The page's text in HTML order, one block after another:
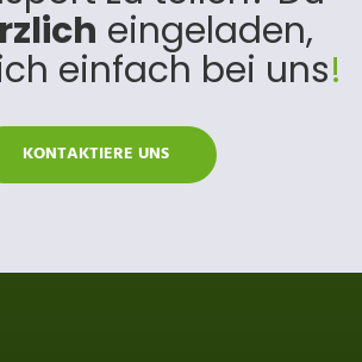
eingeladen,
einfach bei uns!
KONTAKTIERE UNS